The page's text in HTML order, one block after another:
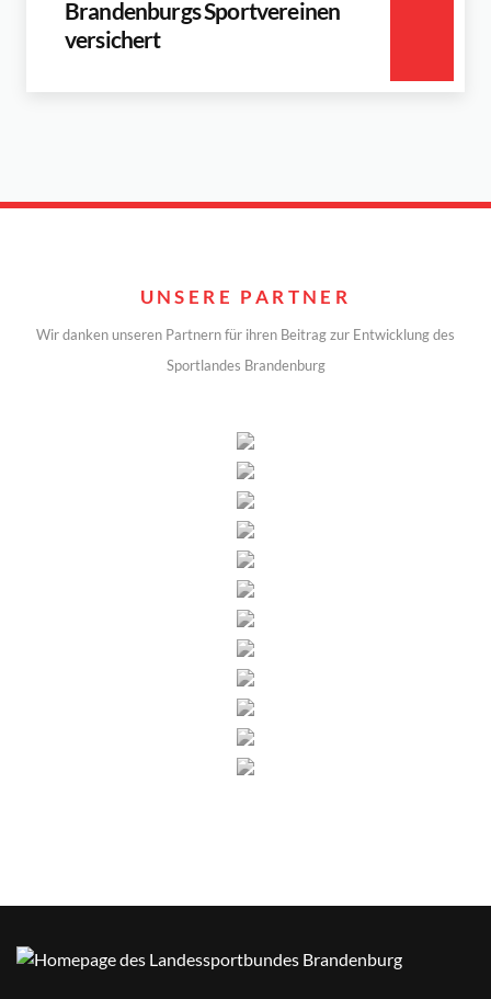
Brandenburgs Sportvereinen
versichert
UNSERE PARTNER
Wir danken unseren Partnern für ihren Beitrag zur Entwicklung des
Sportlandes Brandenburg